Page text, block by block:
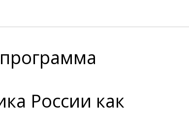
России как